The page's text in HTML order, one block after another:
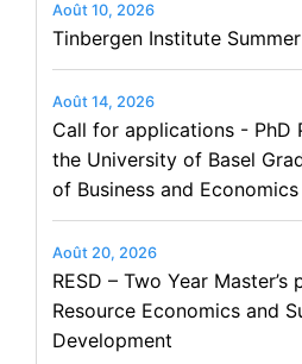
Août 10, 2026
Tinbergen Institute
Août 14, 2026
Call for applications - PhD
the University of Basel
of Business and Economics
Août 20, 2026
RESD – Two Year Master’s
Resource Economics and
Development